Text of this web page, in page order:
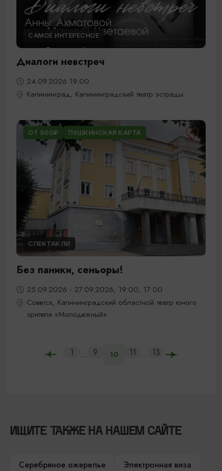
САМОЕ ИНТЕРЕСНОЕ
Диалоги невстреч
24.09.2026 19:00
Калининград, Калининградский театр эстрады
ОТ 500₽ ПУШКИНСКАЯ КАРТА
СПЕКТАКЛИ
Без паники, сеньоры!
25.09.2026 - 27.09.2026, 19:00, 17:00
Советск, Калининградский областной театр юного
зрителя «Молодежный»
1 ... 9 10 11 ... 13
ИЩИТЕ ТАКЖЕ НА НАШЕМ САЙТЕ
Серебряное ожерелье
Электронная виза